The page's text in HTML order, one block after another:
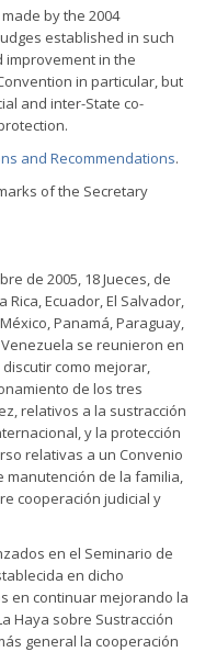
by the 2004
established in such
improvement in the
in particular, but
and inter-State co-
and Recommendations.
of the Secretary
de 2005, 18 Jueces, de
Rica, Ecuador, El Salvador,
Panamá, Paraguay,
se reunieron en
como mejorar,
de los tres
relativos a la sustracción
y la protección
relativas a un Convenio
manutención de la familia,
cooperación judicial y
en el Seminario de
en dicho
en continuar mejorando la
Haya sobre Sustracción
general la cooperación